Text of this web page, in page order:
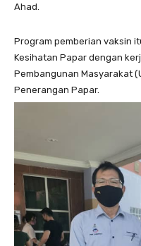
Ahad.
Program pemberian vaksin
Kesihatan Papar dengan
Pembangunan Masyarakat
Penerangan Papar.